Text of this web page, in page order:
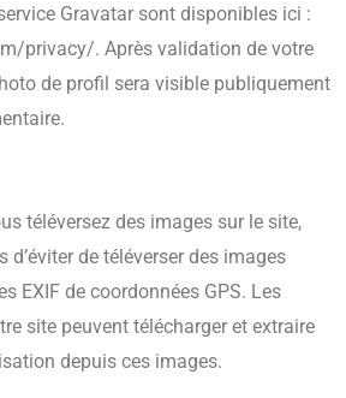
Gravatar sont disponibles ici :
privacy/. Après validation de votre
de profil sera visible publiquement
téléversez des images sur le site,
de téléverser des images
EXIF de coordonnées GPS. Les
site peuvent télécharger et extraire
depuis ces images.